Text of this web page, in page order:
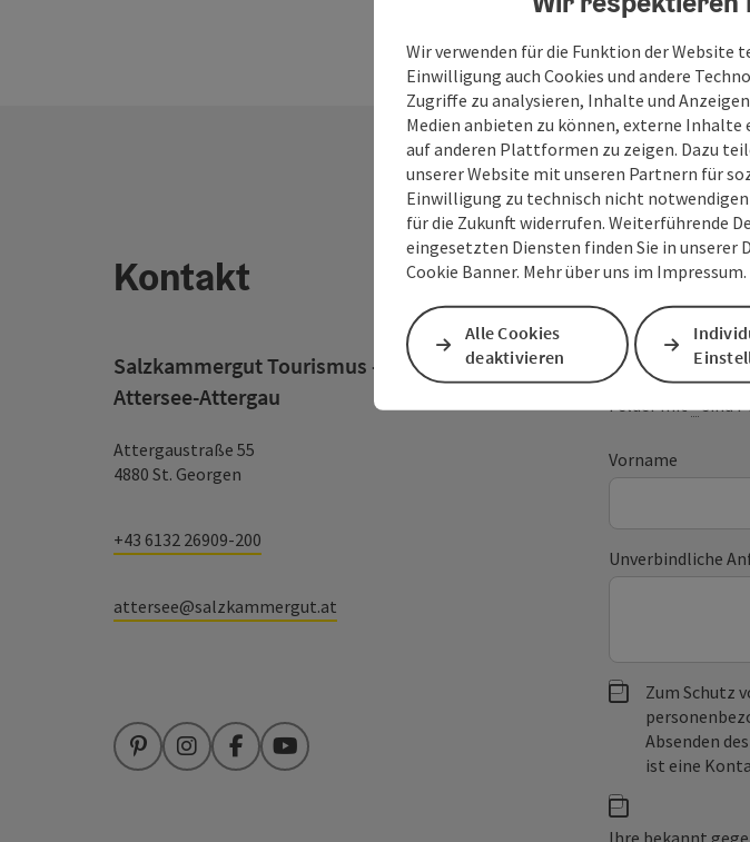
Kontakt
Salzkammergut Tourismus - Destination
Attersee-Attergau
Attergaustraße 55
4880 St. Georgen
+43 6132 26909-200
attersee@salzkammergut.at
PinterestInstagramFacebookYouTube
Ihre
Felder mit*sind
Vorname
Unverbindliche
Zum Schutz
Absenden
ist eine
Ihre bekannt
Wir verwenden für die Funktion der Website
Einwilligung auch Cookies und andere
Zugriffe zu analysieren, Inhalte und
Medien anbieten zu können, externe
auf anderen Plattformen zu zeigen. Dazu
unserer Website mit unseren Partnern für
Einwilligung zu technisch nicht
für die Zukunft widerrufen. Weiterführende
eingesetzten Diensten finden Sie in
Cookie Banner. Mehr über uns im Impressum.
Alle Cookies
deaktivieren